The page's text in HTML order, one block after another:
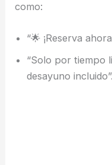
como:
“🌟 ¡Reserva
“Solo por tiempo
desayuno incluido”.